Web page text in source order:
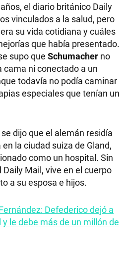
el diario británico Daily
vinculados a la salud, pero
su vida cotidiana y cuáles
que había presentado.
supo que Schumacher no
ni conectado a un
todavía no podía caminar
especiales que tenían un
dijo que el alemán residía
la ciudad suiza de Gland,
como un hospital. Sin
Mail, vive en el cuerpo
a su esposa e hijos.
Defederico dejó a
le debe más de un millón de